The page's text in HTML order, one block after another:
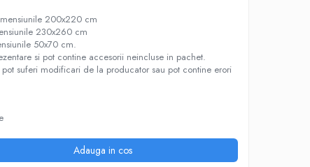
200x220 cm
230x260 cm
50x70 cm.
si pot contine accesorii neincluse in pachet.
suferi modificari de la producator sau pot contine erori
Adauga in cos